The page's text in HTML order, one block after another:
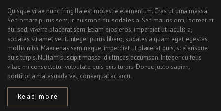
Quisque vitae nunc fringilla est molestie elementum. Cras ut urna massa.
Sed ornare purus sem, in euismod dui sodales a. Sed mauris orci, laoreet et
dui sed, viverra placerat sem. Etiam eros eros, imperdiet ut iaculis a,
sodales sit amet velit. Integer purus libero, sodales a quam eget, egestas
mollis nibh. Maecenas sem neque, imperdiet ut placerat quis, scelerisque
quis turpis. Nullam suscipit massa id ultrices accumsan. Integer eu felis
vitae mi consectetur vulputate quis quis turpis. Donec justo sapien,
porttitor a malesuada vel, consequat ac arcu.
Read more